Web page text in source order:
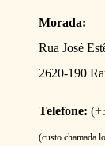
Morada:
Rua José
2620-190
Telefone:
(custo chamada